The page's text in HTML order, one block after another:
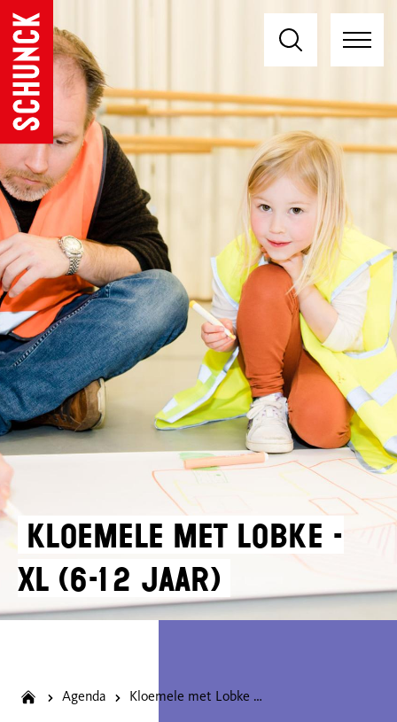
Kloemele met Lobke -
XL (6-12 jaar)
Agenda Kloemele met Lobke - XL (6-12 jaar)